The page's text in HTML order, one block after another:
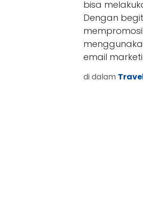
bisa
Dengan
email
di dalam